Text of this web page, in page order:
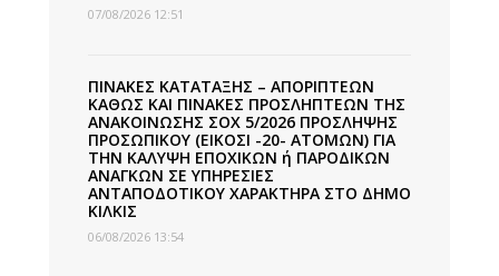
07/08/2026 12:51
ΠΙΝΑΚΕΣ ΚΑΤΑΤΑΞΗΣ – ΑΠΟΡΙΠΤΕΩΝ
ΚΑΘΩΣ ΚΑΙ ΠΙΝΑΚΕΣ ΠΡΟΣΛΗΠΤΕΩΝ ΤΗΣ
ΑΝΑΚΟΙΝΩΣΗΣ ΣΟΧ 5/2026 ΠΡΟΣΛΗΨΗΣ
ΠΡΟΣΩΠΙΚΟΥ (ΕΙΚΟΣΙ -20- ΑΤΟΜΩΝ) ΓΙΑ
ΤΗΝ ΚΑΛΥΨΗ ΕΠΟΧΙΚΩΝ ή ΠΑΡΟΔΙΚΩΝ
ΑΝΑΓΚΩΝ ΣΕ ΥΠΗΡΕΣΙΕΣ
ΑΝΤΑΠΟΔΟΤΙΚΟΥ ΧΑΡΑΚΤΗΡΑ ΣΤΟ ΔΗΜΟ
ΚΙΛΚΙΣ
06/08/2026 13:54